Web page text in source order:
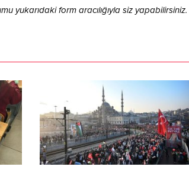
yukarıdaki form aracılığıyla siz yapabilirsiniz.